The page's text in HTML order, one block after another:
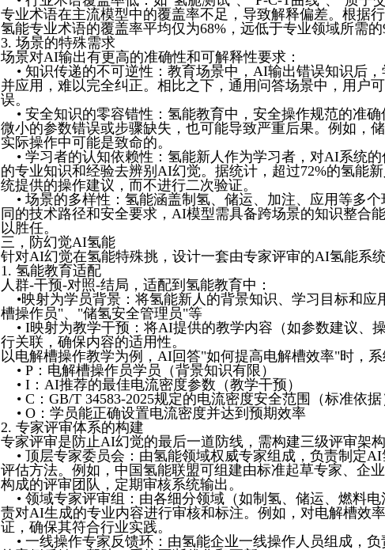
专业术语在主流模型中的覆盖率不足，导致解释偏差。根据
氢能专业术语的覆盖率平均仅为68%，远低于专业领域所需的
3. 场景的特殊需求
场景对AI输出有更高的准确性和可解释性要求：
• 知识传递的不可逆性：教育场景中，AI输出错误知识后
并应用，难以完全纠正。相比之下，通用问答场景中，用户
误。
• 安全知识的零容错性：氢能教育中，安全操作规范的准
微小的参数错误或步骤缺失，也可能导致严重后果。例如，
实际操作中可能是致命的。
• 学习者的认知依赖性：氢能新人作为学习者，对AI系统
的专业知识和经验去辨别AI幻觉。据统计，超过72%的氢能
统提供的操作建议，而不进行二次验证。
• 场景的多样性：氢能涵盖制氢、储运、加注、应用等多
同的技术路径和安全要求，AI模型需具备跨场景的知识整合
以胜任。
三，防幻觉AI氢能
针对AI幻觉在氢能特殊挑，设计一套由专家评审的AI氢能系统
1. 氢能教育适配
人群-干预-对照-结局，适配到氢能教育中：
•映射为学员背景：将氢能新人的背景知识、学习目标和应
槽操作员"、"储氢安全管理员"等
• I映射为教学干预：将AI提供的教学内容（如参数建议、
行关联，确保内容的适用性。
以电解槽操作教学为例，AI回答"如何提高电解槽效率"时，系
• P：电解槽操作员学员（背景知识有限）
• I：AI推荐的最佳电流密度参数（教学干预）
• C：GB/T 34583-2025规定的电流密度安全范围（标准依据
• O：学员能正确设置电流密度并达到预期效率
2. 专家评审体系的构建
专家评审是防止AI幻觉的最后一道防线，需构建三级评审架构
• 顶层专家委员会：由氢能领域权威专家组成，负责制定AI
评估方法。例如，中国氢能联盟可组建由标准起草专家、企
构成的评审团队，定期审核系统输出。
• 领域专家评审组：由各细分领域（如制氢、储运、燃料电
责对AI生成的专业内容进行审核和标注。例如，对电解槽效
证，确保其符合行业实践。
• 一线操作专家反馈环：由氢能企业一线操作人员组成，负